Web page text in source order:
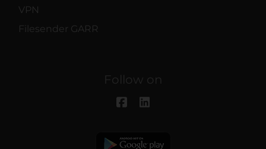
VPN
Filesender GARR
Follow on